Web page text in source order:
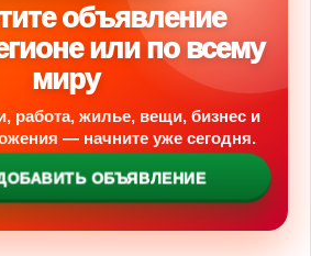
объявление
или по всему
миру
работа, жилье, вещи, бизнес и
— начните уже сегодня.
ОБЪЯВЛЕНИЕ